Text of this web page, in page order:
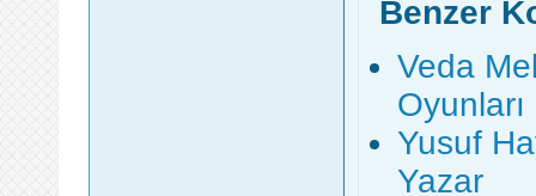
Benzer
Veda
Yusuf
Yazar